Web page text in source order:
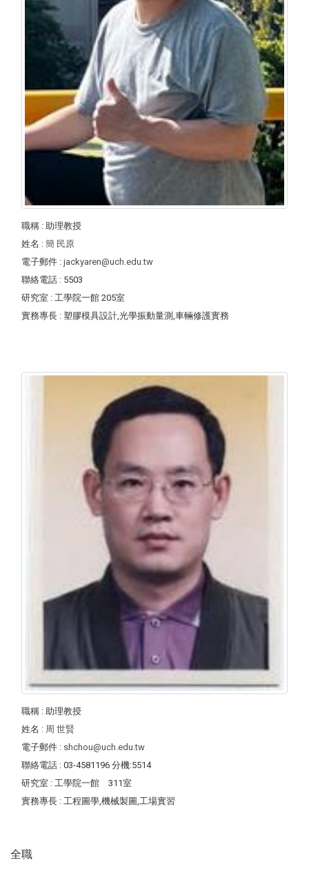
職稱 : 助理教授
姓名 : 簡 民原
電子郵件 : jackyaren@uch.edu.tw
聯絡電話 : 5503
研究室 : 工學院一館 205室
實務專長 : 塑膠模具設計,光學振動量測,車輛修護實務
職稱 : 助理教授
姓名 : 周 世賢
電子郵件 : shchou@uch.edu.tw
聯絡電話 : 03-4581196 分機:5514
研究室 : 工學院一館 311室
實務專長 : 工程圖學,機械製圖,工場實習
全職